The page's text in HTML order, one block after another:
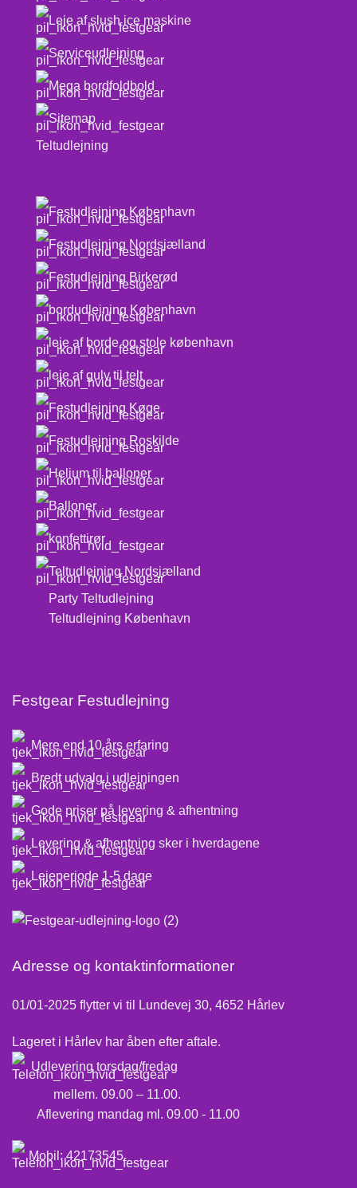
Festgear Festudlejning
Mere end 10 års erfaring
Bredt udvalg i udlejningen
Gode priser på levering & afhentning
Levering & afhentning sker i hverdagene
Lejeperiode 1-5 dage
Adresse og kontaktinformationer
01/01-2025 flytter vi til Lundevej 30, 4652 Hårlev
Lageret i Hårlev har åben efter aftale.
Udlevering torsdag/fredag
mellem. 09.00 – 11.00.
Aflevering mandag ml. 09.00 - 11.00
Mobil:42173545
Leje af slush ice maskine
Serviceudlejning
Mega bordfoldbold
Sitemap
Teltudlejning
Festudlejning København
Festudlejning Nordsjælland
Festudlejning Birkerød
bordudlejning København
leje af borde og stole københavn
leje af gulv til telt
Festudlejning Køge
Festudlejning Roskilde
Helium til balloner
Balloner
konfettirør
Teltudlejning Nordsjælland
Party Teltudlejning
Teltudlejning København